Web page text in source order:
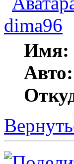
dima96
Имя:
Авто: